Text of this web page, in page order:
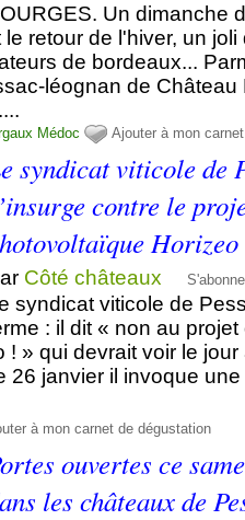
Un dimanche
retour de l'hiver, un
de bordeaux...
léognan de Château
Médoc Ajouter à mon
syndicat viticole de
contre le
Horizeo
Côté châteaux
syndicat viticole de
: il dit « non au projet
! » qui devrait voir le
26 janvier il invoque
à mon carnet de dégustation
ouvertes ce
les châteaux de